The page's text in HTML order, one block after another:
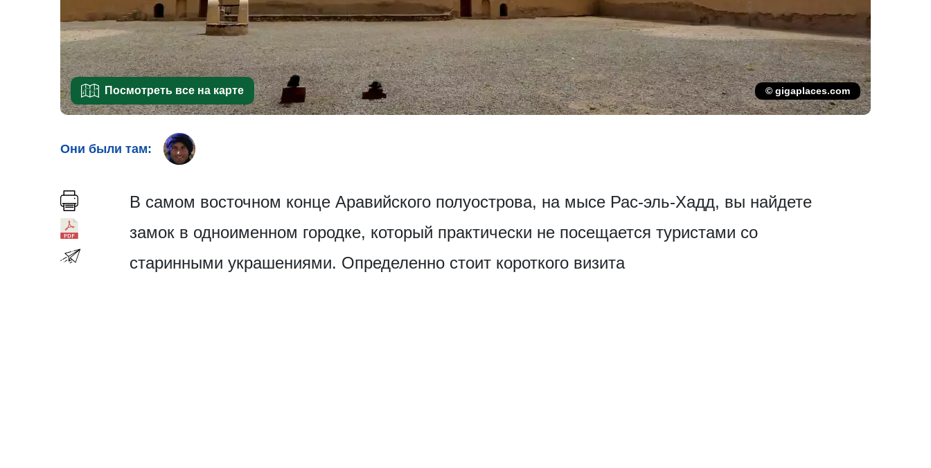
Посмотреть все на карте © gigaplaces.com
Они были там:
В самом восточном конце Аравийского полуострова, на мысе Рас-эль-Хадд, вы найдете
замок в одноименном городке, который практически не посещается туристами со
старинными украшениями. Определенно стоит короткого визита